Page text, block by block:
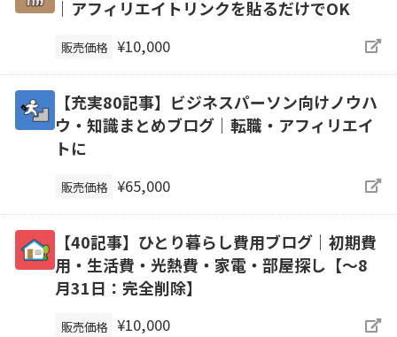
｜アフィリエイトリンクを貼るだけでOK
販売価格 ¥10,000
【充実80記事】ビジネスパーソン向けノウハ
ウ・知識まとめブログ｜転職・アフィリエイ
トに
販売価格 ¥65,000
【40記事】ひとり暮らし費用ブログ｜初期費
用・生活費・光熱費・家電・部屋探し【～8
月31日：完全削除】
販売価格 ¥10,000